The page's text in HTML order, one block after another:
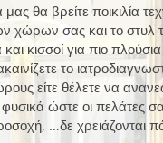
μας θα βρείτε ποικιλία
χώρων σας και το στυλ
κισσοί για πιο
το
είτε θέλετε να
φυσικά ώστε οι πελάτες
…δε χρειάζονται